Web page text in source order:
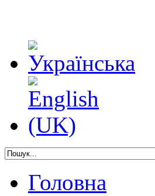
Головна